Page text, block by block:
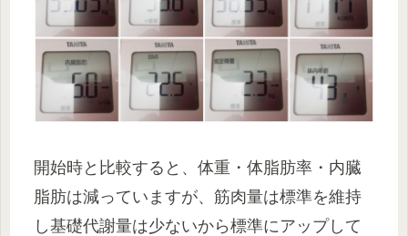
開始時と比較すると、体重・体脂肪率・内臓
脂肪は減っていますが、筋肉量は標準を維持
し基礎代謝量は少ないから標準にアップして